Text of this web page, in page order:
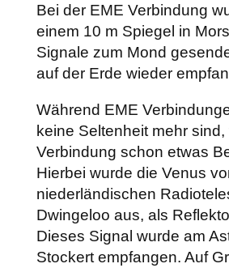
Bei der EME Verbindung
einem 10 m Spiegel in
Signale zum Mond
auf der Erde wieder
Während EME
keine Seltenheit mehr
Verbindung schon etwas
Hierbei wurde die Venus
niederländischen
Dwingeloo aus, als
Dieses Signal wurde am
Stockert empfangen. Auf